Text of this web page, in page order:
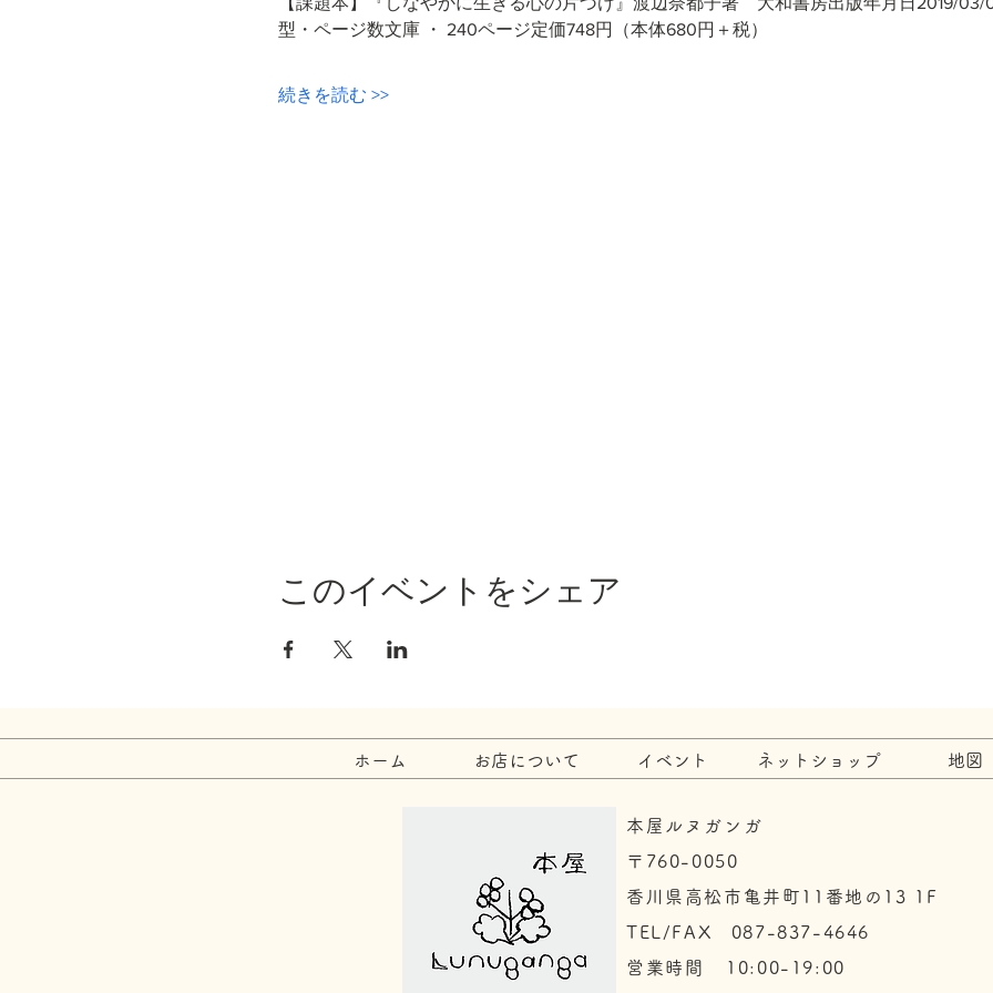
型・ページ数文庫 ・ 240ページ定価748円（本体680円＋税）
続きを読む >>
このイベントをシェア
ホーム お店について イベント ネットショップ 地図
本屋ルヌガンガ
〒760-0050​
香川県高松市亀井町11番地の13 1F
TEL/FAX 087-837-4646
​営業時間 10:00-19:00